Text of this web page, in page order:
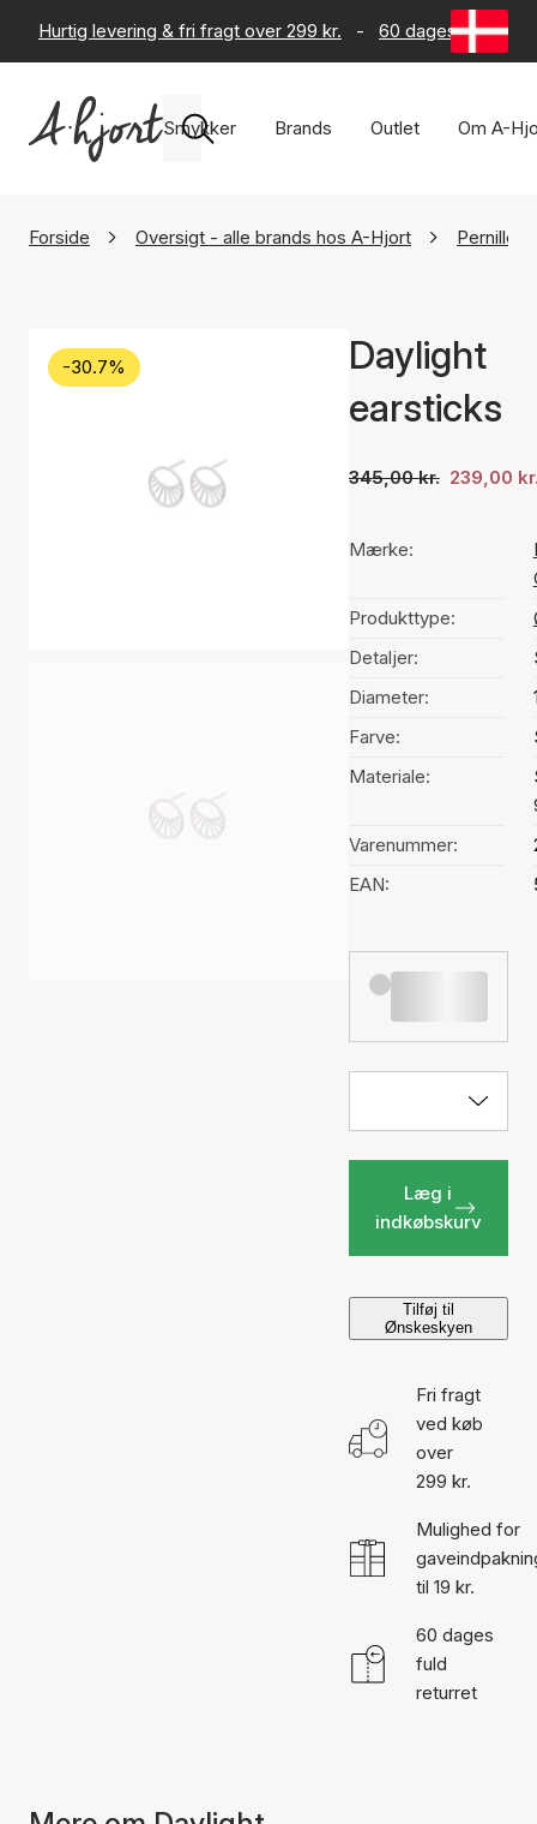
Hurtig levering & fri fragt over 299 kr. - 60 dages returret
Smykker Brands Outlet Om A-
Forside Oversigt - alle brands hos A-Hjort Pernille
-30.7%
Daylight
earsticks
345,00 kr. 239,00
Mærke:
Produkttype:
Detaljer:
Diameter:
Farve:
Materiale:
Varenummer:
EAN:
Læg i
indkøbskurv
Tilføj til
Ønskeskyen
Fri fragt
ved køb
over
299 kr.
Mulighed for
til 19 kr.
60 dages
fuld
returret